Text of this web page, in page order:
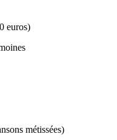
euros)
métissées)